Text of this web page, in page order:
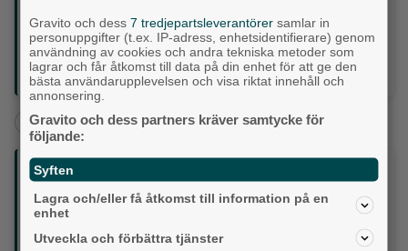
Roy's Restaurant Cafe & Bar i Mölndal, på Trädgår'n i
Göteborg samt på Scandinavium i samband med West
Coast Country Festival.
Läs mer på: www.letsdanceforfun.se
Partille + Kultur & Nöje + Omsorg + Allum
Följ oss på sociala medier:
Din enda lokaltidning som kommer på papper och är helt
GRATIS!
Gravito och dess7 tredjepartsleverantörer samlar in
personuppgifter (t.ex. IP-adress, enhetsidentifierare) genom
användning av cookies och andra tekniska metoder som
lagrar och får åtkomst till data på din enhet för att ge den
bästa användarupplevelsen och visa riktat innehåll och
annonsering.
Gravito och dess partners kräver samtycke för
följande:
Syften
Lagra och/eller få åtkomst till information på en
enhet
Utveckla och förbättra tjänster